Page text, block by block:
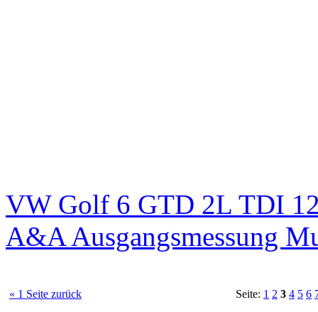
VW Golf 6 GTD 2L TDI
A&A Ausgangsmessung
« 1 Seite zurück Seite: 1 2 3 4 5 6